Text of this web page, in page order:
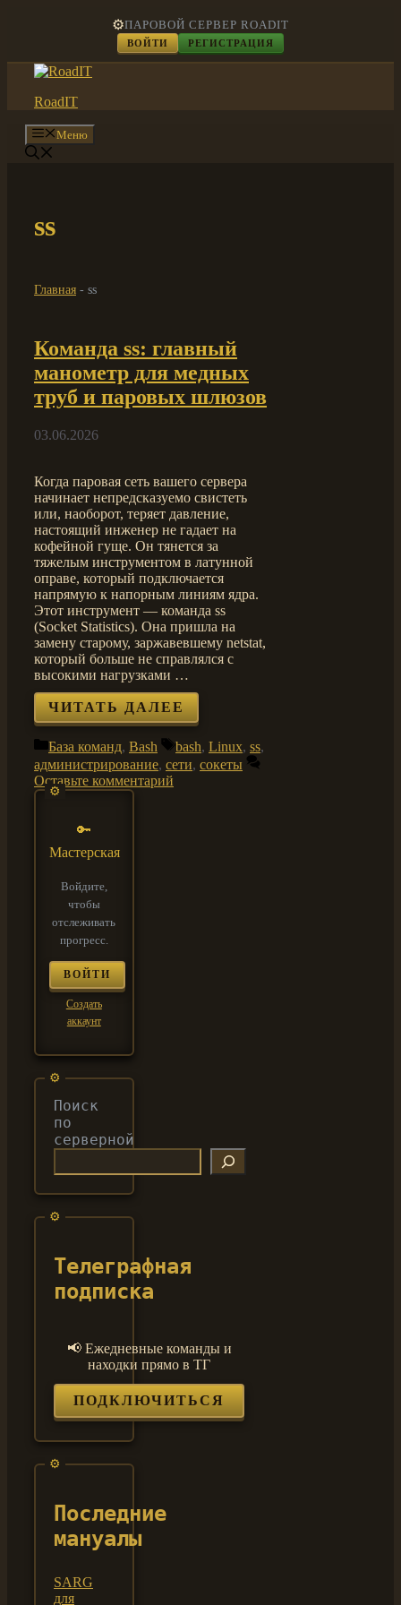
⚙️ПАРОВОЙ СЕРВЕР ROADIT
ВОЙТИ РЕГИСТРАЦИЯ
RoadIT
Меню
ss
Главная - ss
Команда ss: главный
манометр для медных
труб и паровых шлюзов
03.06.2026
Когда паровая сеть вашего сервера
начинает непредсказуемо свистеть
или, наоборот, теряет давление,
настоящий инженер не гадает на
кофейной гуще. Он тянется за
тяжелым инструментом в латунной
оправе, который подключается
напрямую к напорным линиям ядра.
Этот инструмент — команда ss
(Socket Statistics). Она пришла на
замену старому, заржавевшему netstat,
который больше не справлялся с
высокими нагрузками …
ЧИТАТЬ ДАЛЕЕ
Рубрики
База команд, Bash Метки
bash, Linux, ss,
администрирование, сети, сокеты
Оставьте комментарий
🔑
Мастерская
Войдите,
чтобы
отслеживать
прогресс.
ВОЙТИ
Создать
аккаунт
Поиск
по
серверной
Телеграфная
подписка
📢 Ежедневные команды и
находки прямо в ТГ
ПОДКЛЮЧИТЬСЯ
Последние
мануалы
SARG
для